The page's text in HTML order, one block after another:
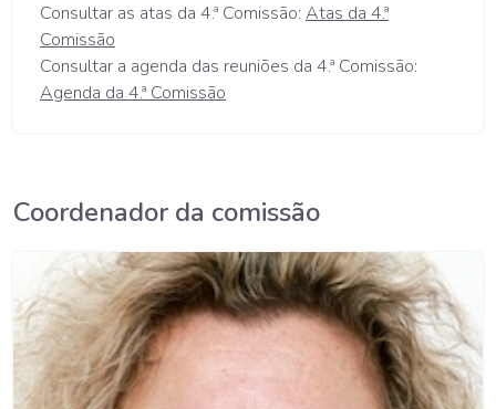
Consultar as atas da 4.ª Comissão: Atas da 4.ª
Comissão
Consultar a agenda das reuniões da 4.ª Comissão:
Agenda da 4.ª Comissão
Coordenador da comissão